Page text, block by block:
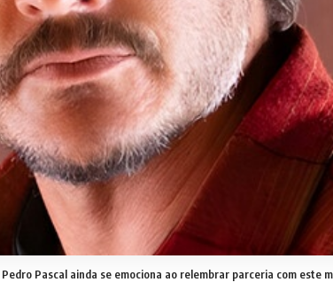
Pedro Pascal ainda se emociona ao relembrar parceria com este